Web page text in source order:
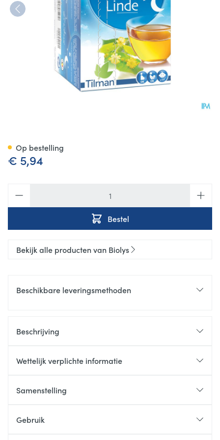
€ 5,94
Bestel
Op bestelling
Bekijk alle producten van Biolys
Beschikbare leveringsmethoden
Beschrijving
Wettelijk verplichte informatie
Samenstelling
Gebruik